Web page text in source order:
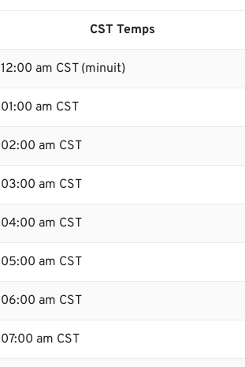
CST Temps
12:00 am CST (minuit)
01:00 am CST
02:00 am CST
03:00 am CST
04:00 am CST
05:00 am CST
06:00 am CST
07:00 am CST